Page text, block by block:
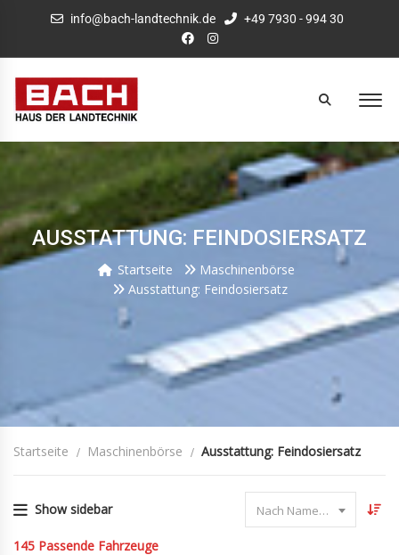
info@bach-landtechnik.de +49 7930 - 994 30
AUSSTATTUNG: FEINDOSIERSATZ
Startseite
Maschinenbörse
Ausstattung: Feindosiersatz
Startseite Maschinenbörse Ausstattung: Feindosiersatz
Show sidebar Nach Name sortieren
145 Passende Fahrzeuge